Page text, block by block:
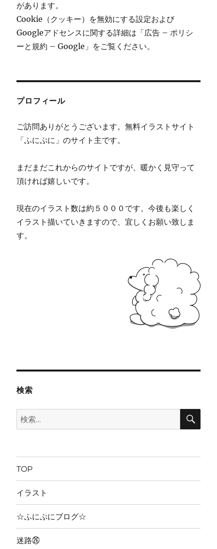
があります。
Cookie（クッキー）を無効にする設定および
Googleアドセンスに関する詳細は「広告 – ポリシ
ーと規約 – Google」をご覧ください。
プロフィール
ご訪問ありがとうございます。無料イラストサイト
「ふにぷに」のサイト主です。
まだまだこれからのサイトですが、暖かく見守って
頂ければ嬉しいです。
現在のイラスト数は約５０００です。今後も楽しく
イラスト描いていきますので、宜しくお願い致しま
す。
検索
検
索:
検
TOP
イラスト
☆ふにぷにブログ☆
迷路㉖